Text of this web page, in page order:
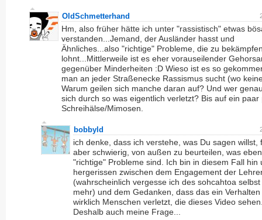
OldSchmetterhand
Hm, also früher hätte ich unter "rassistisch" etwas
verstanden...Jemand, der Ausländer hasst und
Ähnliches...also "richtige" Probleme, die zu
lohnt...Mittlerweile ist es eher vorauseilender
gegenüber Minderheiten :D Wieso ist es so
man an jeder Straßenecke Rassismus sucht (wo
Warum geilen sich manche daran auf? Und wer
sich durch so was eigentlich verletzt? Bis auf ein paar
Schreihälse/Mimosen.
bobbyld
ich denke, dass ich verstehe, was Du sagen willst,
aber schwierig, von außen zu beurteilen, was eben
"richtige" Probleme sind. Ich bin in diesem Fall hin
hergerissen zwischen dem Engagement der
(wahrscheinlich vergesse ich des sohcahtoa selbst
mehr) und dem Gedanken, dass das ein
wirklich Menschen verletzt, die dieses Video
Deshalb auch meine Frage...